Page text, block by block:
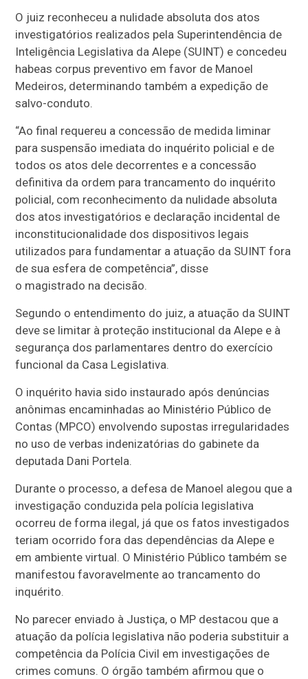
O juiz reconheceu a nulidade absoluta dos atos
investigatórios realizados pela Superintendência de
Inteligência Legislativa da Alepe (SUINT) e concedeu
habeas corpus preventivo em favor de Manoel
Medeiros, determinando também a expedição de
salvo-conduto.
“Ao final requereu a concessão de medida liminar
para suspensão imediata do inquérito policial e de
todos os atos dele decorrentes e a concessão
definitiva da ordem para trancamento do inquérito
policial, com reconhecimento da nulidade absoluta
dos atos investigatórios e declaração incidental de
inconstitucionalidade dos dispositivos legais
utilizados para fundamentar a atuação da SUINT fora
de sua esfera de competência”, disse
o magistrado na decisão.
Segundo o entendimento do juiz, a atuação da SUINT
deve se limitar à proteção institucional da Alepe e à
segurança dos parlamentares dentro do exercício
funcional da Casa Legislativa.
O inquérito havia sido instaurado após denúncias
anônimas encaminhadas ao Ministério Público de
Contas (MPCO) envolvendo supostas irregularidades
no uso de verbas indenizatórias do gabinete da
deputada Dani Portela.
Durante o processo, a defesa de Manoel alegou que a
investigação conduzida pela polícia legislativa
ocorreu de forma ilegal, já que os fatos investigados
teriam ocorrido fora das dependências da Alepe e
em ambiente virtual. O Ministério Público também se
manifestou favoravelmente ao trancamento do
inquérito.
No parecer enviado à Justiça, o MP destacou que a
atuação da polícia legislativa não poderia substituir a
competência da Polícia Civil em investigações de
crimes comuns. O órgão também afirmou que o